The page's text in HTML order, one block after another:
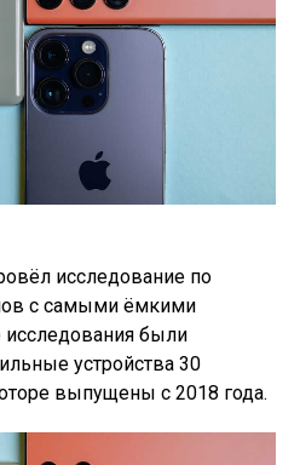
исследование по
с самыми ёмкими
исследования были
устройства 30
выпущены с 2018 года.